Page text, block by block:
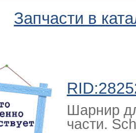
Запчасти в
Шарнир
части.